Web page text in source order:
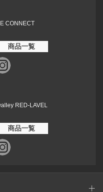
CONNECT
商品一覧
RED-LAVEL
商品一覧